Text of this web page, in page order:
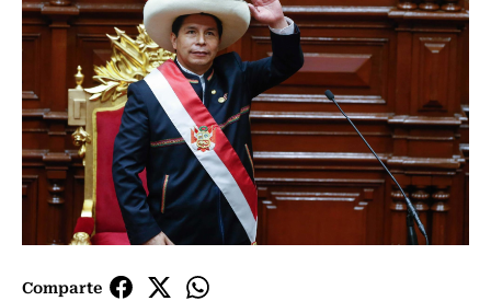
Comparte